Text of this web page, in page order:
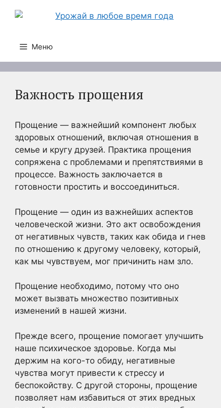
Меню
Важность прощения
Прощение — важнейший компонент любых
здоровых отношений, включая отношения в
семье и кругу друзей. Практика прощения
сопряжена с проблемами и препятствиями в
процессе. Важность заключается в
готовности простить и воссоединиться.
Прощение — один из важнейших аспектов
человеческой жизни. Это акт освобождения
от негативных чувств, таких как обида и гнев
по отношению к другому человеку, который,
как мы чувствуем, мог причинить нам зло.
Прощение необходимо, потому что оно
может вызвать множество позитивных
изменений в нашей жизни.
Прежде всего, прощение помогает улучшить
наше психическое здоровье. Когда мы
держим на кого-то обиду, негативные
чувства могут привести к стрессу и
беспокойству. С другой стороны, прощение
позволяет нам избавиться от этих вредных